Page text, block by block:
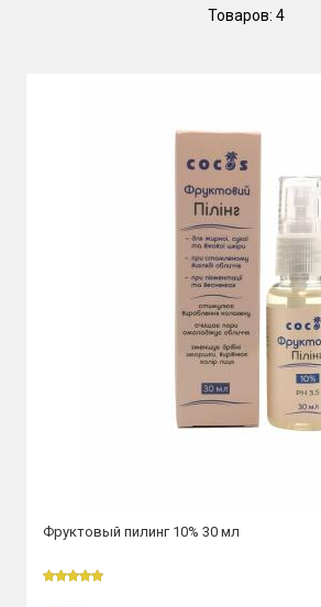
Товаров: 4
Фруктовый пилинг 10% 30 мл